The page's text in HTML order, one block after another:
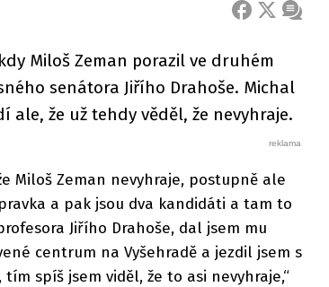
FACEBOOK
X ZPRÁVA
Miloš Zeman porazil ve druhém
senátora Jiřího Drahoše. Michal
ale, že už tehdy věděl, že nevyhraje.
Miloš Zeman nevyhraje, postupně ale
a pak jsou dva kandidáti a tam to
Jiřího Drahoše, dal jsem mu
centrum na Vyšehradě a jezdil jsem s
spíš jsem viděl, že to asi nevyhraje,“